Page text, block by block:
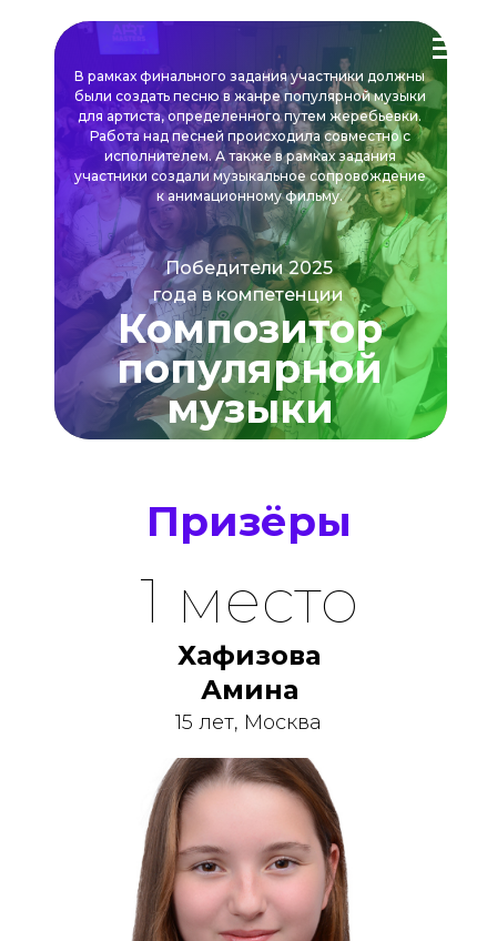
Композитор
популярной
музыки
Победители 2025
года в компетенции
В рамках финального задания участники должны
были создать песню в жанре популярной музыки
для артиста, определенного путем жеребьевки.
Работа над песней происходила совместно с
исполнителем. А также в рамках задания
участники создали музыкальное сопровождение
к анимационному фильму.
Хафизова
Амина
15 лет, Москва
1 место
Призёры